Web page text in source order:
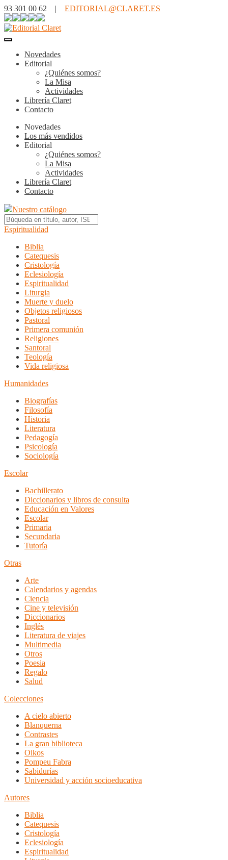
93 301 00 62 | EDITORIAL@CLARET.ES
Novedades
Editorial
¿Quiénes somos?
La Misa
Actividades
Librería Claret
Contacto
Novedades
Los más vendidos
Editorial
¿Quiénes somos?
La Misa
Actividades
Librería Claret
Contacto
Nuestro catálogo
Espiritualidad
Biblia
Catequesis
Cristología
Eclesiología
Espiritualidad
Liturgia
Muerte y duelo
Objetos religiosos
Pastoral
Primera comunión
Religiones
Santoral
Teología
Vida religiosa
Humanidades
Biografías
Filosofía
Historia
Literatura
Pedagogía
Psicología
Sociología
Escolar
Bachillerato
Diccionarios y libros de consulta
Educación en Valores
Escolar
Primaria
Secundaria
Tutoría
Otras
Arte
Calendarios y agendas
Ciencia
Cine y televisión
Diccionarios
Inglés
Literatura de viajes
Multimedia
Otros
Poesia
Regalo
Salud
Colecciones
A cielo abierto
Blanquerna
Contrastes
La gran biblioteca
Oikos
Pompeu Fabra
Sabidurías
Universidad y acción socioeducativa
Autores
Biblia
Catequesis
Cristología
Eclesiología
Espiritualidad